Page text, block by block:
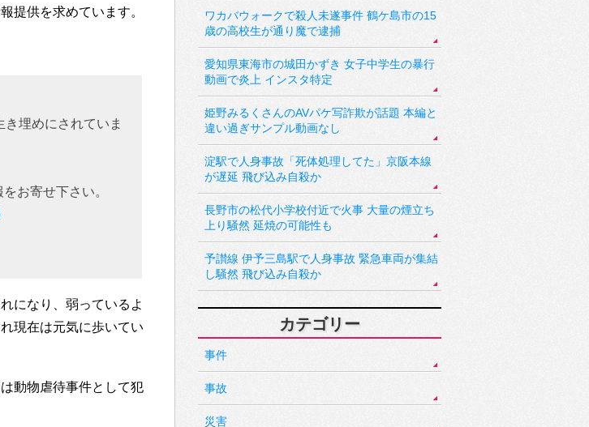
提供を求めています。
埋めにされていま
お寄せ下さい。
になり、弱っているよ
現在は元気に歩いてい
動物虐待事件として犯
ワカバウォークで殺人未遂事件 鶴ケ島市の15
歳の高校生が通り魔で逮捕
愛知県東海市の城田かずき 女子中学生の暴行
動画で炎上 インスタ特定
姫野みるくさんのAVパケ写詐欺が話題 本編と
違い過ぎサンプル動画なし
淀駅で人身事故「死体処理してた」京阪本線
が遅延 飛び込み自殺か
長野市の松代小学校付近で火事 大量の煙立ち
上り騒然 延焼の可能性も
予讃線 伊予三島駅で人身事故 緊急車両が集結
し騒然 飛び込み自殺か
カテゴリー
事件
事故
災害